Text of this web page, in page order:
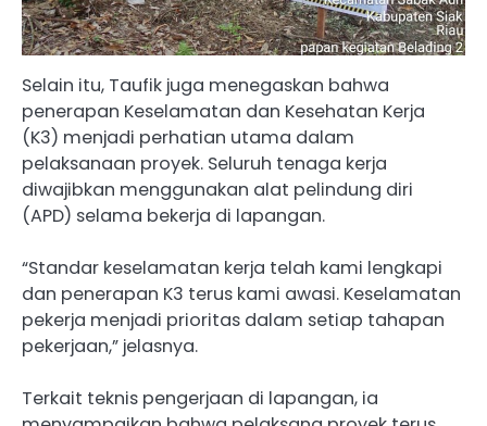
Selain itu, Taufik juga menegaskan bahwa
penerapan Keselamatan dan Kesehatan Kerja
(K3) menjadi perhatian utama dalam
pelaksanaan proyek. Seluruh tenaga kerja
diwajibkan menggunakan alat pelindung diri
(APD) selama bekerja di lapangan.
“Standar keselamatan kerja telah kami lengkapi
dan penerapan K3 terus kami awasi. Keselamatan
pekerja menjadi prioritas dalam setiap tahapan
pekerjaan,” jelasnya.
Terkait teknis pengerjaan di lapangan, ia